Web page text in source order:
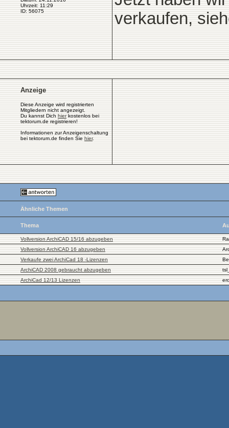
Uhrzeit: 11:29
ID: 56075
verkaufen,
Anzeige
Diese Anzeige wird registrierten
Mitgliedern nicht angezeigt.
Du kannst Dich hierkostenlos bei
tektorum.de registrieren!
Informationen zur Anzeigenschaltung
bei tektorum.de finden Sie hier.
Ähnliche Themen
Thema
Vollversion ArchiCAD 15/16 abzugeben
Vollversion ArchiCAD 16 abzugeben
Verkaufe zwei ArchiCad 18 -Lizenzen
ArchiCAD 2008 gebraucht abzugeben
ArchiCad 12/13 Lizenzen